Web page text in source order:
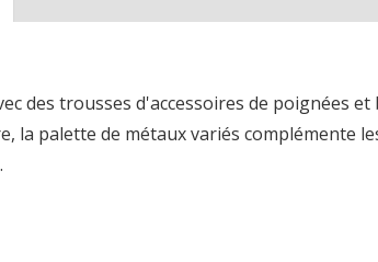
des trousses d'accessoires de poignées
la palette de métaux variés